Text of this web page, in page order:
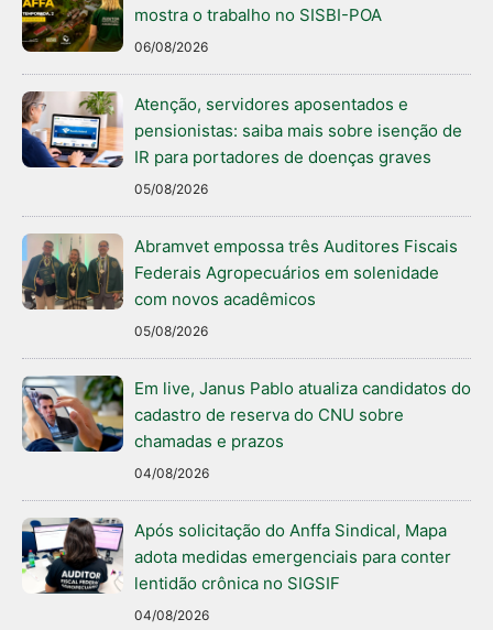
mostra o trabalho no SISBI-POA
06/08/2026
Atenção, servidores aposentados e
pensionistas: saiba mais sobre isenção de
IR para portadores de doenças graves
05/08/2026
Abramvet empossa três Auditores Fiscais
Federais Agropecuários em solenidade
com novos acadêmicos
05/08/2026
Em live, Janus Pablo atualiza candidatos do
cadastro de reserva do CNU sobre
chamadas e prazos
04/08/2026
Após solicitação do Anffa Sindical, Mapa
adota medidas emergenciais para conter
lentidão crônica no SIGSIF
04/08/2026